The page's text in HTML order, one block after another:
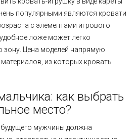
популярными являются кровати
с элементами игрового
ложе может легко
зону. Цена моделей напрямую
из которых кровать
как выбрать
место?
будущего мужчины должна